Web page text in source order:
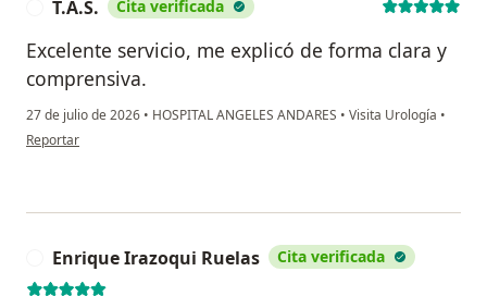
T.A.S. Cita verificada
Excelente servicio, me explicó de forma clara y
comprensiva.
27 de julio de 2026 • HOSPITAL ANGELES ANDARES • Visita Urología •
en opinión del usuario T.A.S.
Reportar
Enrique Irazoqui Ruelas Cita verificada